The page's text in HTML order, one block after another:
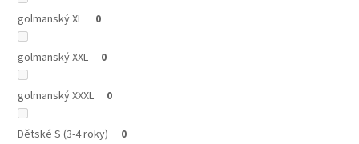
golmanský XL 0
golmanský XXL 0
golmanský XXXL 0
Dětské S (3-4 roky) 0